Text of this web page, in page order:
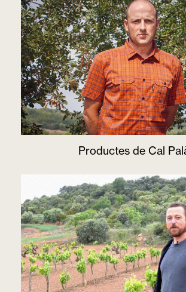
Productes de Cal